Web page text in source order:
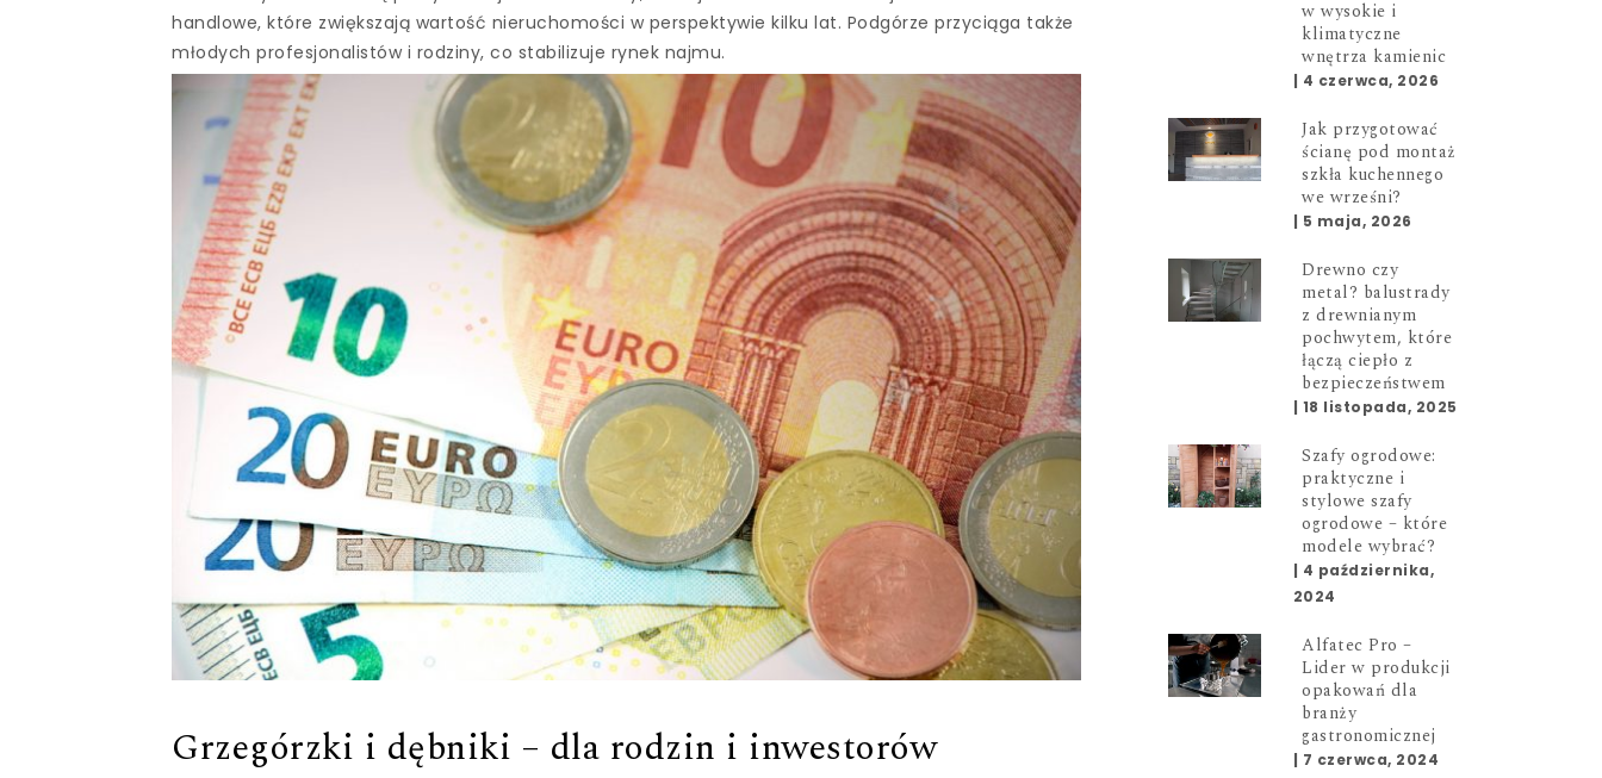
handlowe, które zwiększają wartość nieruchomości w perspektywie kilku lat. Podgórze przyciąga także
młodych profesjonalistów i rodziny, co stabilizuje rynek najmu.
Grzegórzki i dębniki – dla rodzin i inwestorów
w wysokie i
klimatyczne
wnętrza kamienic
| 4 czerwca, 2026
Jak przygotować
ścianę pod montaż
szkła kuchennego
we wrześni?
| 5 maja, 2026
Drewno czy
metal? balustrady
z drewnianym
pochwytem, które
łączą ciepło z
bezpieczeństwem
| 18 listopada, 2025
Szafy ogrodowe:
praktyczne i
stylowe szafy
ogrodowe – które
modele wybrać?
| 4 października,
2024
Alfatec Pro –
Lider w produkcji
opakowań dla
branży
gastronomicznej
| 7 czerwca, 2024